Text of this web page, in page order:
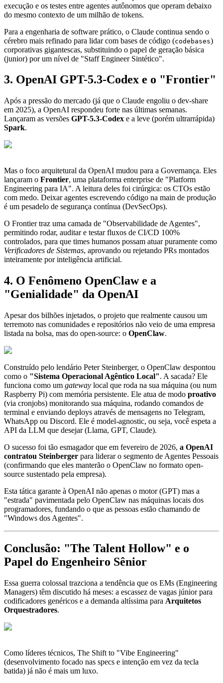
execução e os testes entre agentes autônomos que operam debaixo
do mesmo contexto de um milhão de tokens.
Para a engenharia de software prático, o Claude continua sendo o
cérebro mais refinado para lidar com bases de código (codebases)
corporativas gigantescas, substituindo o papel de geração básica
(junior) por um nível de "Staff Engineer Sintético".
3. OpenAI GPT-5.3-Codex e o "Frontier"
Após a pressão do mercado (já que o Claude engoliu o dev-share
em 2025), a OpenAI respondeu forte nas últimas semanas.
Lançaram as versões GPT-5.3-Codex e a leve (porém ultrarrápida)
Spark.
Mas o foco arquitetural da OpenAI mudou para a Governança. Eles
lançaram o Frontier, uma plataforma enterprise de "Platform
Engineering para IA". A leitura deles foi cirúrgica: os CTOs estão
com medo. Deixar agentes escrevendo código na main de produção
é um pesadelo de segurança contínua (DevSecOps).
O Frontier traz uma camada de "Observabilidade de Agentes",
permitindo rodar, auditar e testar fluxos de CI/CD 100%
controlados, para que times humanos possam atuar puramente como
Verificadores de Sistemas, aprovando ou rejetando PRs montados
inteiramente por inteligência artificial.
4. O Fenômeno OpenClaw e a
"Genialidade" da OpenAI
Apesar dos bilhões injetados, o projeto que realmente causou um
terremoto nas comunidades e repositórios não veio de uma empresa
listada na bolsa, mas do open-source: o OpenClaw.
Construído pelo lendário Peter Steinberger, o OpenClaw despontou
como o "Sistema Operacional Agêntico Local". A sacada? Ele
funciona como um gateway local que roda na sua máquina (ou num
Raspberry Pi) com memória persistente. Ele atua de modo proativo
(via cronjobs) monitorando sua máquina, rodando comandos de
terminal e enviando deploys através de mensagens no Telegram,
WhatsApp ou Discord. Ele é model-agnostic, ou seja, você espeta a
API da LLM que desejar (Llama, GPT, Claude).
O sucesso foi tão esmagador que em fevereiro de 2026, a OpenAI
contratou Steinberger para liderar o segmento de Agentes Pessoais
(confirmando que eles manterão o OpenClaw no formato open-
source sustentado pela empresa).
Esta tática garante à OpenAI não apenas o motor (GPT) mas a
"estrada" pavimentada pelo OpenClaw nas máquinas locais dos
programadores, fundando o que as pessoas estão chamando de
"Windows dos Agentes".
Conclusão: "The Talent Hollow" e o
Papel do Engenheiro Sênior
Essa guerra colossal trazciona a tendência que os EMs (Engineering
Managers) têm discutido há meses: a escassez de vagas júnior para
codificadores genéricos e a demanda altíssima para Arquitetos
Orquestradores.
Como líderes técnicos, The Shift to "Vibe Engineering"
(desenvolvimento focado nas specs e intenção em vez da tecla
batida) já não é mais um luxo.